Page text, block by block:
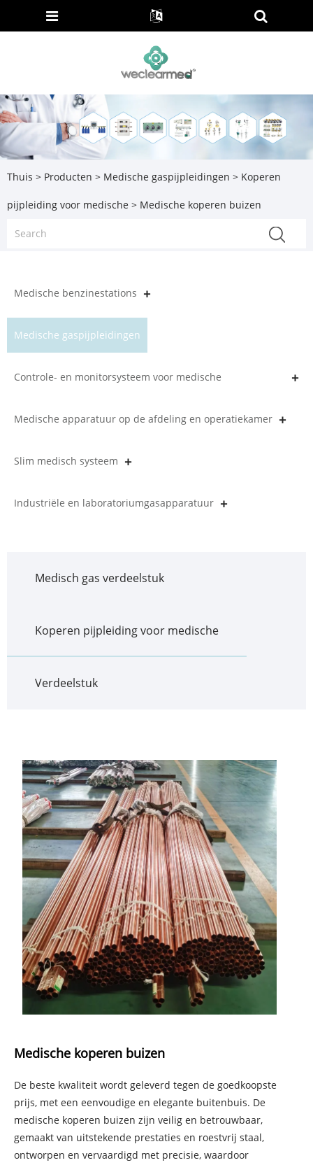
Thuis > Producten > Medische gaspijpleidingen > Koperen
pijpleiding voor medische > Medische koperen buizen
Medische benzinestations
Medische gaspijpleidingen
Controle- en monitorsysteem voor medische
gaspijpleidingen
Medische apparatuur op de afdeling en operatiekamer
Slim medisch systeem
Industriële en laboratoriumgasapparatuur
Medisch gas verdeelstuk
Koperen pijpleiding voor medische
Verdeelstuk
Medische koperen buizen
De beste kwaliteit wordt geleverd tegen de goedkoopste
prijs, met een eenvoudige en elegante buitenbuis. De
medische koperen buizen zijn veilig en betrouwbaar,
gemaakt van uitstekende prestaties en roestvrij staal,
ontworpen en vervaardigd met precisie, waardoor